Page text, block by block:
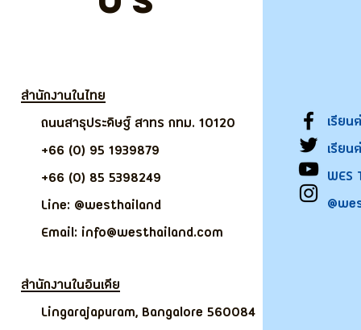
สำนักงานในไทย
ถนนสาธุประดิษฐ์ สาทร กทม. 10120
+66 (0) 95 1939879
+66 (0) 85 5398249
Line: @westhailand
Email: info@westhailand.com
สำนักงานในอินเดีย
Lingarajapuram, Bangalore 560084
เรียน
เรียน
WES